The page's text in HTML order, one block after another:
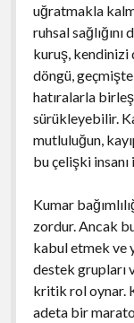
uğratmakla
ruhsal
kuruş, kendinizi
döngü,
hatıralarla
sürükleyebilir.
mutluluğun,
bu çelişki
Kumar
zordur. Ancak
kabul etmek ve
destek grupları
kritik rol oynar.
adeta bir